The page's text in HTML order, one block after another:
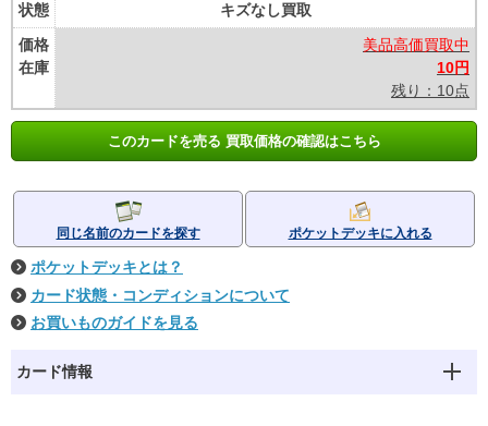
状態
価格
在庫
キズなし買取
美品高価買取中
10円
残り：10点
このカードを売る 買取価格の確認はこちら
同じ名前のカードを探す ポケットデッキに入れる
ポケットデッキとは？
カード状態・コンディションについて
お買いものガイドを見る
カード情報